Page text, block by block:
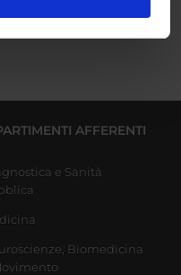
AFFERENTI
e Sanità
Biomedicina